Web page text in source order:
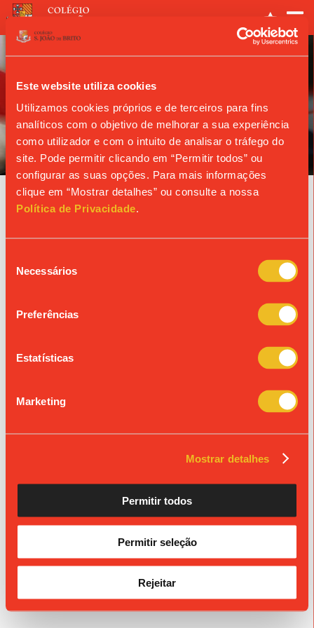
Este website utiliza cookies
Utilizamos cookies próprios e de terceiros para fins
analíticos com o objetivo de melhorar a sua experiência
como utilizador e com o intuito de analisar o tráfego do
site. Pode permitir clicando em “Permitir todos” ou
configurar as suas opções. Para mais informações
clique em “Mostrar detalhes” ou consulte a nossa
Política de Privacidade.
Necessários
Preferências
Estatísticas
Marketing
Mostrar detalhes
Permitir todos
Permitir seleção
Rejeitar
ANO LETIVO
Agenda
21/09/2026
REUNIÃO DE PAIS - 9.º ANO
Propriedade da Fundação S. João de Brito, Alvará n.º 980.